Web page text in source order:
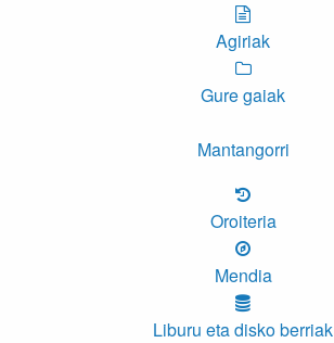
Agiriak
Gure gaiak
Mantangorri
Oroiteria
Mendia
Liburu eta disko berriak